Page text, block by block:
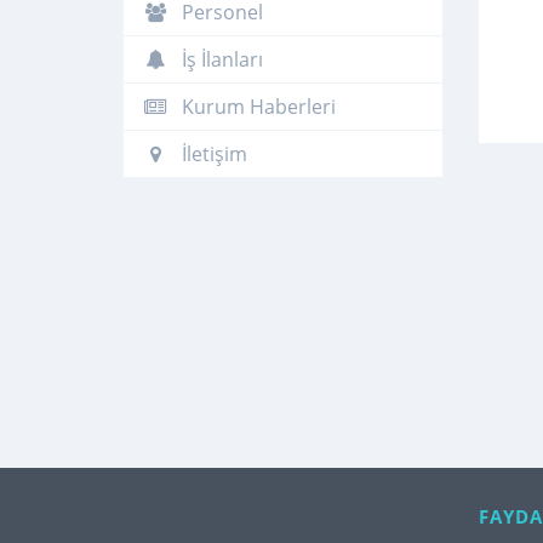
Personel
İş İlanları
Kurum Haberleri
İletişim